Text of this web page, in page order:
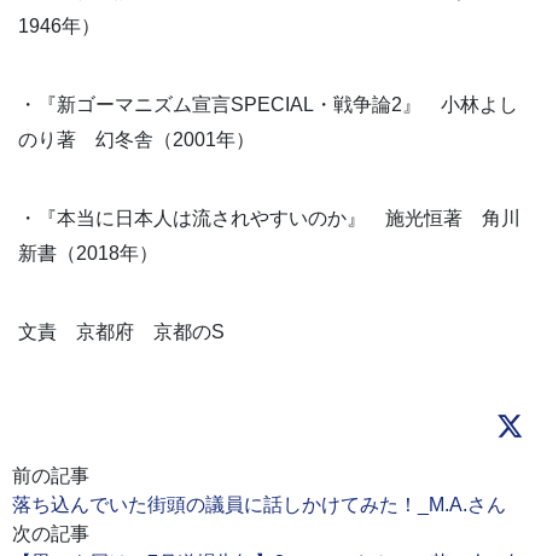
1946年）
・『新ゴーマニズム宣言SPECIAL・戦争論2』 小林よし
のり著 幻冬舎（2001年）
・『本当に日本人は流されやすいのか』 施光恒著 角川
新書（2018年）
文責 京都府 京都のS
前の記事
落ち込んでいた街頭の議員に話しかけてみた！_M.A.さん
次の記事